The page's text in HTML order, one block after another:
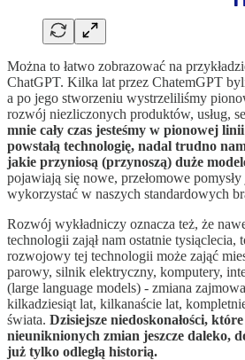
Można to łatwo zobrazować na
ChatGPT. Kilka lat przez ChatemGPT
a po jego stworzeniu wystrzeliliśmy
rozwój niezliczonych produktów, usług,
mnie cały czas jesteśmy w pionowej
powstałą technologię, nadal trudno
jakie przyniosą (przynoszą) duże
pojawiają się nowe, przełomowe
wykorzystać w naszych standardowych
Rozwój wykładniczy oznacza też, że
technologii zajął nam ostatnie tysiąclecia,
rozwojowy tej technologii może zająć
parowy, silnik elektryczny, komputery,
(large language models) - zmiana
kilkadziesiąt lat, kilkanaście lat,
świata. Dzisiejsze niedoskonałości,
nieuniknionych zmian jeszcze daleko,
już tylko odległą historią.